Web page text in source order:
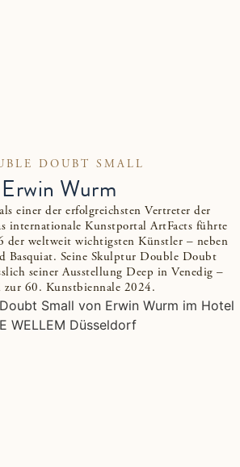
DOUBT SMALL
Erwin Wurm
einer der erfolgreichsten Vertreter der
internationale Kunstportal ArtFacts führte
der weltweit wichtigsten Künstler – neben
Basquiat. Seine Skulptur Double Doubt
seiner Ausstellung Deep in Venedig –
zur 60. Kunstbiennale 2024.